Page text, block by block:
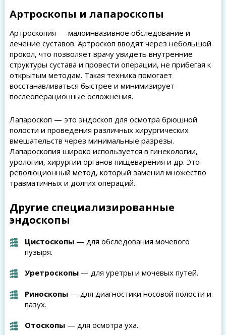
Артроскопы и лапароскопы
Артроскопия — малоинвазивное обследование и
лечение суставов. Артроскоп вводят через небольшой
прокол, что позволяет врачу увидеть внутренние
структуры сустава и провести операции, не прибегая к
открытым методам. Такая техника помогает
восстанавливаться быстрее и минимизирует
послеоперационные осложнения.
Лапароскоп — это эндоскоп для осмотра брюшной
полости и проведения различных хирургических
вмешательств через минимальные разрезы.
Лапароскопия широко используется в гинекологии,
урологии, хирургии органов пищеварения и др. Это
революционный метод, который заменил множество
травматичных и долгих операций.
Другие специализированные
эндоскопы
Цистоскопы— для обследования мочевого
пузыря.
Уретроскопы— для уретры и мочевых путей.
Риноскопы— для диагностики носовой полости и
пазух.
Отоскопы— для осмотра уха.